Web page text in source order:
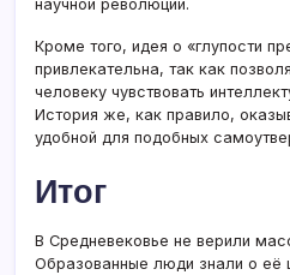
научной революции.
Кроме того, идея о «глупости
привлекательна, так как
человеку чувствовать
История же, как правило,
удобной для подобных
Итог
В Средневековье не верили
Образованные люди знали о её